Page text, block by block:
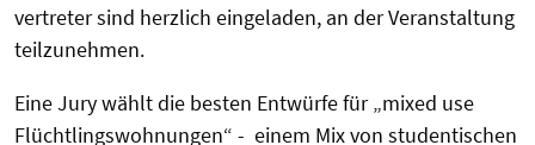
vertreter sind herzlich eingeladen, an der Veranstaltung
teilzunehmen.
Eine Jury wählt die besten Entwürfe für „mixed use
Flüchtlingswohnungen“ - einem Mix von studentischen